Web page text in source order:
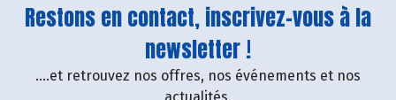
Restons en contact, inscrivez-vous à la
newsletter !
....et retrouvez nos offres, nos événements et nos